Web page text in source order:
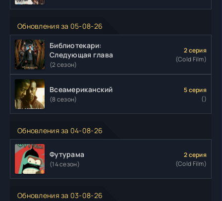
Обновления за 05-08-26
Библиотекари:
Следующая глава
(2 сезон)
2 серия
(Cold Film)
Всеамериканский
(8 сезон)
5 серия
()
Обновления за 04-08-26
Футурама
(14 сезон)
2 серия
(Cold Film)
Обновления за 03-08-26